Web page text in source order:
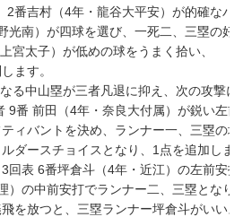
2番吉村（4年・龍谷大平安）が的確なバ
光南）が四球を選び、一死二、三塁の好
宮太子）が低めの球をうまく拾い、
ます。
る中山塁が三者凡退に抑え、次の攻撃に
番 前田（4年・奈良大付属）が鋭い左前
ィバントを決め、ランナー一、三塁の
ダースチョイスとなり、1点を追加しま
回表 6番坪倉斗（4年・近江）の左前安打
）の中前安打でランナー二、三塁となり
を放つと、三塁ランナー坪倉斗がいい